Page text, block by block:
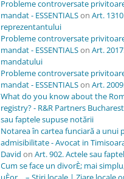
Probleme controversate
mandat - ESSENTIALSon Art.
reprezentantului
Probleme controversate
mandat - ESSENTIALSon Art.
mandatului
Probleme controversate
mandat - ESSENTIALSon Art.
What do you know about the
registry? - R&R Partners Bucharest
sau faptele supuse notării
Notarea în cartea funciară a unui
admisibilitate - Avocat in
David on Art. 902. Actele sau
Cum se face un divorÈ; mai